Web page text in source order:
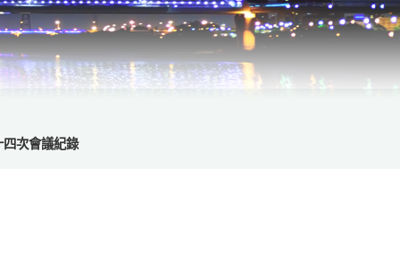
次會議紀錄